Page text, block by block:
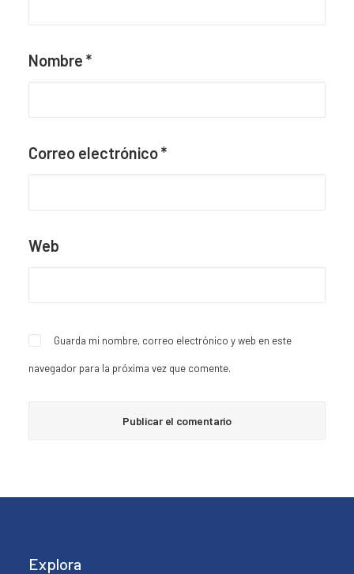
Nombre *
Correo electrónico*
Web
Guarda mi nombre, correo electrónico y web en este
navegador para la próxima vez que comente.
Explora